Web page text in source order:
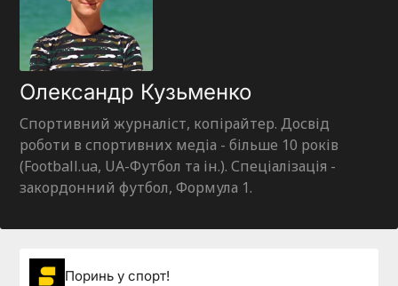
Олександр Кузьменко
Спортивний журналіст, копірайтер. Досвід
роботи в спортивних медіа - більше 10 років
(Football.ua, UA-Футбол та ін.). Спеціалізація -
закордонний футбол, Формула 1.
Поринь у спорт!